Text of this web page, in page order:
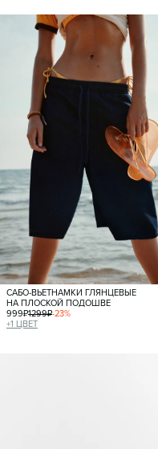
САБО-ВЬЕТНАМКИ ГЛЯНЦЕВЫЕ
НА ПЛОСКОЙ ПОДОШВЕ
999₽1299₽-23%
+1 ЦВЕТ